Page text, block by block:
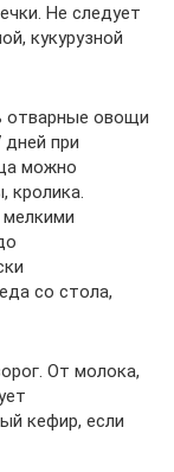
Не следует
кукурузной
отварные овощи
при
можно
кролика.
со стола,
От молока,
кефир, если